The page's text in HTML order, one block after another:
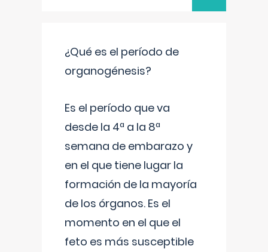
¿Qué es el período de
organogénesis?
Es el período que va
desde la 4ª a la 8ª
semana de embarazo y
en el que tiene lugar la
formación de la mayoría
de los órganos. Es el
momento en el que el
feto es más susceptible